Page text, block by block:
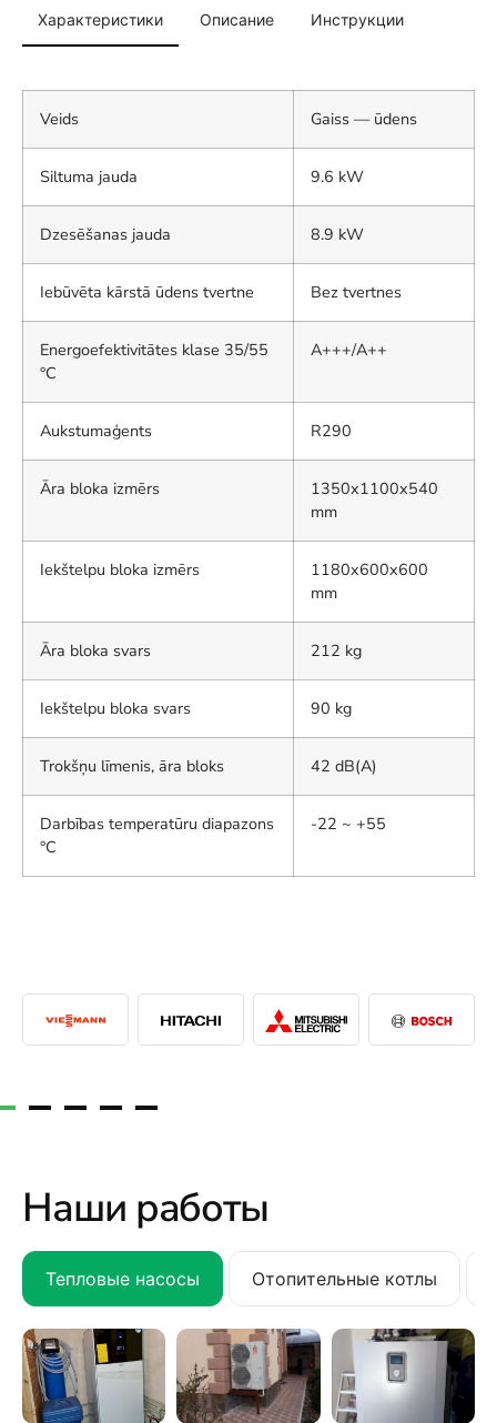
Характеристики Описание Инструкции
Veids Gaiss — ūdens
Siltuma jauda 9.6 kW
Dzesēšanas jauda 8.9 kW
Iebūvēta kārstā ūdens tvertne Bez tvertnes
Energoefektivitātes klase 35/55
°C
A+++/A++
Aukstumaģents R290
Āra bloka izmērs
1350x1100x540
mm
Iekštelpu bloka izmērs
1180x600x600
mm
Āra bloka svars 212 kg
Iekštelpu bloka svars 90 kg
Trokšņu līmenis, āra bloks 42 dB(A)
Darbības temperatūru diapazons
°C
-22 ~ +55
Наши работы
Тепловые насосы Отопительные котлы